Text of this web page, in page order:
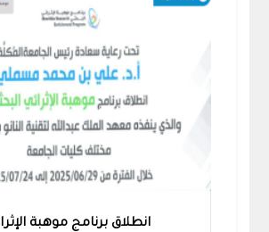
انطلاق برنامج موهبة